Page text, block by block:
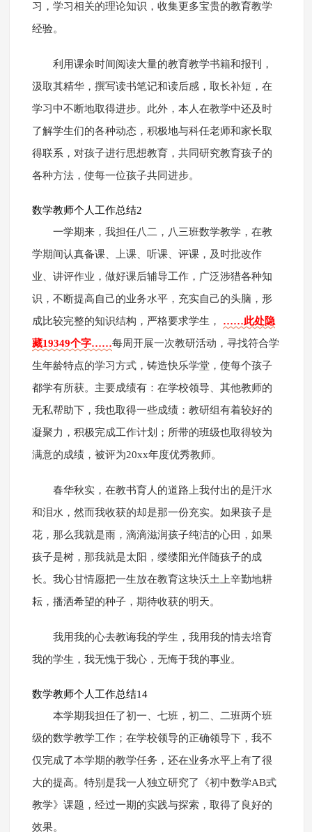
习，学习相关的理论知识，收集更多宝贵的教育教学
经验。
利用课余时间阅读大量的教育教学书籍和报刊，
汲取其精华，撰写读书笔记和读后感，取长补短，在
学习中不断地取得进步。此外，本人在教学中还及时
了解学生们的各种动态，积极地与科任老师和家长取
得联系，对孩子进行思想教育，共同研究教育孩子的
各种方法，使每一位孩子共同进步。
数学教师个人工作总结2
一学期来，我担任八二，八三班数学教学，在教
学期间认真备课、上课、听课、评课，及时批改作
业、讲评作业，做好课后辅导工作，广泛涉猎各种知
识，不断提高自己的业务水平，充实自己的头脑，形
成比较完整的知识结构，严格要求学生， ……此处隐
藏19349个字……每周开展一次教研活动，寻找符合学
生年龄特点的学习方式，铸造快乐学堂，使每个孩子
都学有所获。主要成绩有：在学校领导、其他教师的
无私帮助下，我也取得一些成绩：教研组有着较好的
凝聚力，积极完成工作计划；所带的班级也取得较为
满意的成绩，被评为20xx年度优秀教师。
春华秋实，在教书育人的道路上我付出的是汗水
和泪水，然而我收获的却是那一份充实。如果孩子是
花，那么我就是雨，滴滴滋润孩子纯洁的心田，如果
孩子是树，那我就是太阳，缕缕阳光伴随孩子的成
长。我心甘情愿把一生放在教育这块沃土上辛勤地耕
耘，播洒希望的种子，期待收获的明天。
我用我的心去教诲我的学生，我用我的情去培育
我的学生，我无愧于我心，无悔于我的事业。
数学教师个人工作总结14
本学期我担任了初一、七班，初二、二班两个班
级的数学教学工作；在学校领导的正确领导下，我不
仅完成了本学期的教学任务，还在业务水平上有了很
大的提高。特别是我一人独立研究了《初中数学AB式
教学》课题，经过一期的实践与探索，取得了良好的
效果。